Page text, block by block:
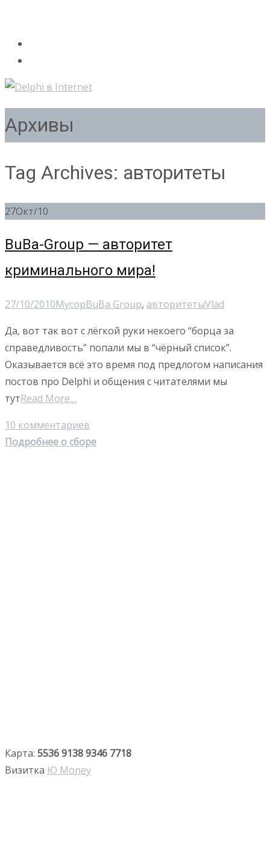
Архивы
Tag Archives: авторитеты
27Окт/10
BuBa-Group — авторитет
криминального мира!
27/10/2010МусорBuBa Group, авторитетыVlad
Да, вот так вот с лёгкой руки некоего “борца за
справедливость” попали мы в “чёрный список”.
Оказывается всё это время под предлогом написания
постов про Delphi и общения с читателями мы
тутRead More…
10 комментариев
Подробнее о сборе
Карта: 5536 9138 9346 7718
Визитка Ю Money